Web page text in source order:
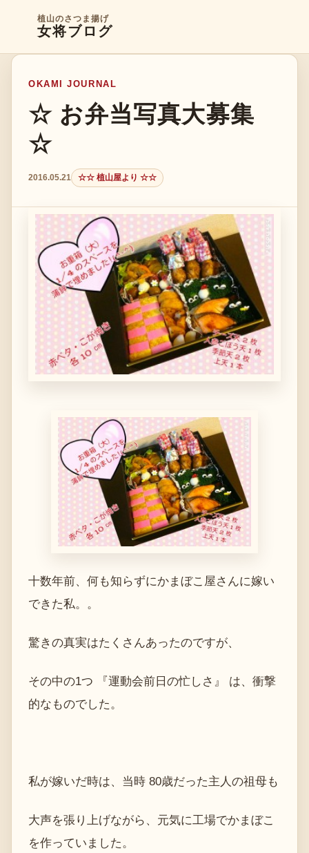
植山のさつま揚げ
女将ブログ
OKAMI JOURNAL
☆ お弁当写真大募集
☆
2016.05.21 ☆☆ 植山屋より ☆☆
十数年前、何も知らずにかまぼこ屋さんに嫁い
できた私。。
驚きの真実はたくさんあったのですが、
その中の1つ 『運動会前日の忙しさ』 は、衝撃
的なものでした。
私が嫁いだ時は、当時 80歳だった主人の祖母も
大声を張り上げながら、元気に工場でかまぼこ
を作っていました。